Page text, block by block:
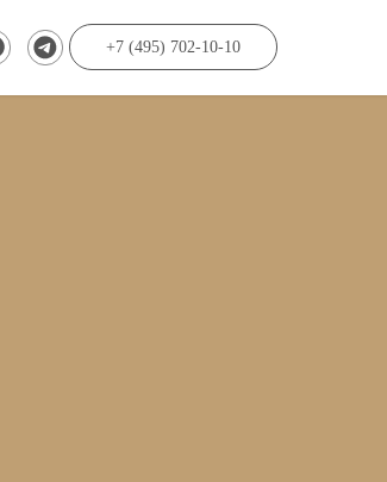
+7 (495) 702-10-10